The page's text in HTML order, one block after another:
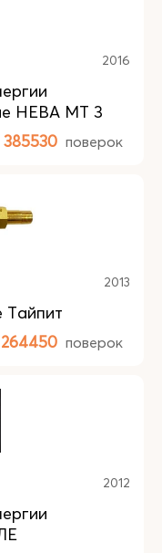
2016
НЕВА МТ 3
385530 поверок
2013
Тайпит
264450 поверок
2012